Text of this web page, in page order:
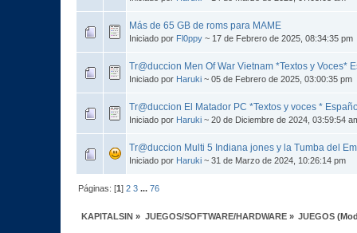
Más de 65 GB de roms para MAME
Iniciado por Fl0ppy ~ 17 de Febrero de 2025, 08:34:35 pm
Tr@duccion Men Of War Vietnam *Textos y Voces*
Iniciado por Haruki ~ 05 de Febrero de 2025, 03:00:35 pm
Tr@duccion El Matador PC *Textos y voces *
Iniciado por Haruki ~ 20 de Diciembre de 2024, 03:59:54
Tr@duccion Multi 5 Indiana jones y la Tumba del
Iniciado por Haruki ~ 31 de Marzo de 2024, 10:26:14 pm
Páginas: [1]2 3 ...76
KAPITALSIN » JUEGOS/SOFTWARE/HARDWARE» JUEGOS